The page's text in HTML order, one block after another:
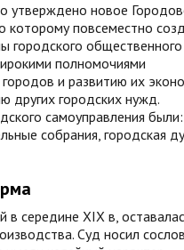
утверждено новое
которому повсеместно
городского общественного
полномочиями
городов и развитию их
других городских нужд.
самоуправления были:
собрания, городская
в середине XIX в,
Суд носил